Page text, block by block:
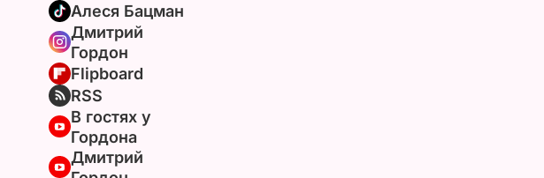
Алеся Бацман
Дмитрий
Гордон
Flipboard
RSS
В гостях у
Гордона
Дмитрий